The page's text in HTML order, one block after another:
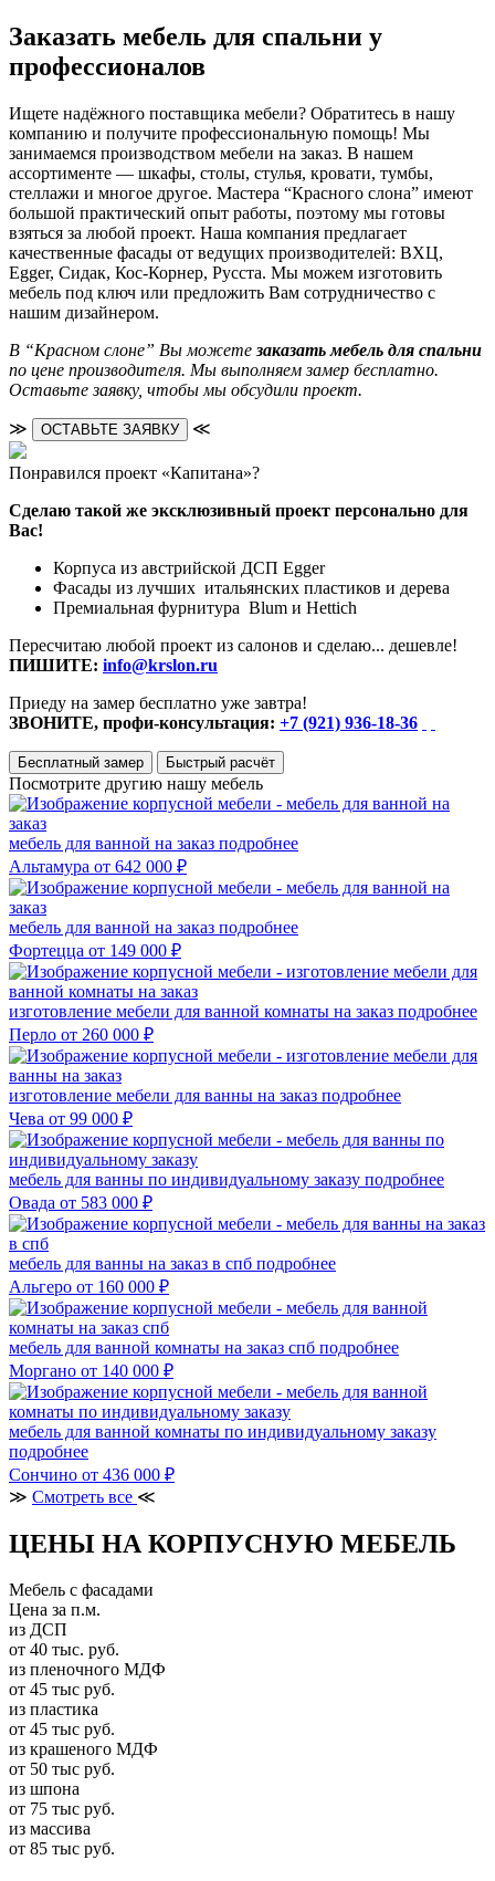
Заказать мебель для спальни у
профессионалов
Ищете надёжного поставщика мебели? Обратитесь в нашу
компанию и получите профессиональную помощь! Мы
занимаемся производством мебели на заказ. В нашем
ассортименте — шкафы, столы, стулья, кровати, тумбы,
стеллажи и многое другое. Мастера “Красного слона” имеют
большой практический опыт работы, поэтому мы готовы
взяться за любой проект. Наша компания предлагает
качественные фасады от ведущих производителей: ВХЦ,
Egger, Сидак, Кос-Корнер, Русста. Мы можем изготовить
мебель под ключ или предложить Вам сотрудничество с
нашим дизайнером.
В “Красном слоне” Вы можете заказать мебель для спальни
по цене производителя. Мы выполняем замер бесплатно.
Оставьте заявку, чтобы мы обсудили проект.
≫ ОСТАВЬТЕ ЗАЯВКУ ≪
Понравился проект «Капитана»?
Сделаю такой же эксклюзивный проект персонально для
Вас!
Корпуса из австрийской ДСП Egger
Фасады из лучших итальянских пластиков и дерева
Премиальная фурнитура Blum и Hettich
Пересчитаю любой проект из салонов и сделаю... дешевле!
ПИШИТЕ: info@krslon.ru
Приеду на замер бесплатно уже завтра!
ЗВОНИТЕ, профи-консультация: +7 (921) 936-18-36
Бесплатный замер Быстрый расчёт
Посмотрите другию нашу мебель
мебель для ванной на заказ подробнее
Альтамура от 642 000 ₽
мебель для ванной на заказ подробнее
Фортецца от 149 000 ₽
изготовление мебели для ванной комнаты на заказ подробнее
Перло от 260 000 ₽
изготовление мебели для ванны на заказ подробнее
Чева от 99 000 ₽
мебель для ванны по индивидуальному заказу подробнее
Овада от 583 000 ₽
мебель для ванны на заказ в спб подробнее
Альгеро от 160 000 ₽
мебель для ванной комнаты на заказ спб подробнее
Моргано от 140 000 ₽
мебель для ванной комнаты по индивидуальному заказу
подробнее
Сончино от 436 000 ₽
≫ Смотреть все ≪
ЦЕНЫ НА КОРПУСНУЮ МЕБЕЛЬ
Мебель с фасадами
Цена за п.м.
из ДСП
от 40 тыс. руб.
из пленочного МДФ
от 45 тыс руб.
из пластика
от 45 тыс руб.
из крашеного МДФ
от 50 тыс руб.
из шпона
от 75 тыс руб.
из массива
от 85 тыс руб.